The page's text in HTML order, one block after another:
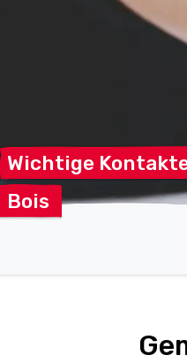
Wichtige
Bois